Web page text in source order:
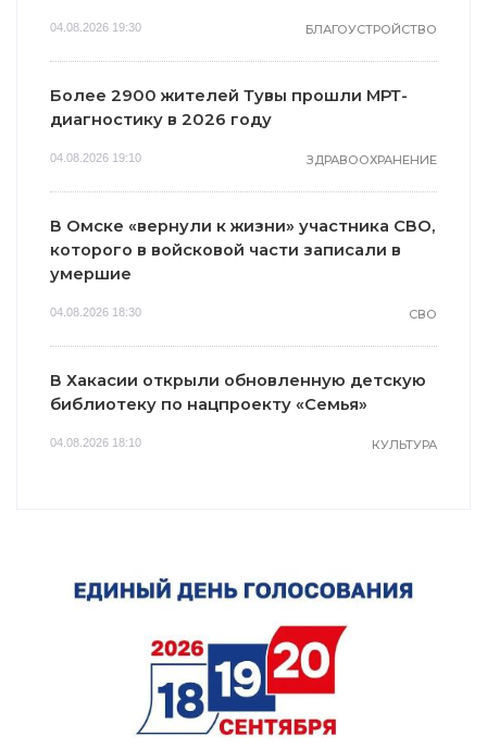
04.08.2026 19:30 БЛАГОУСТРОЙСТВО
Более 2900 жителей Тувы прошли МРТ-
диагностику в 2026 году
04.08.2026 19:10 ЗДРАВООХРАНЕНИЕ
В Омске «вернули к жизни» участника СВО,
которого в войсковой части записали в
умершие
04.08.2026 18:30 СВО
В Хакасии открыли обновленную детскую
библиотеку по нацпроекту «Семья»
04.08.2026 18:10 КУЛЬТУРА